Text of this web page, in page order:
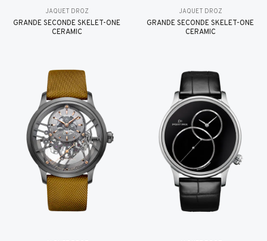
JAQUET DROZ
GRANDE SECONDE SKELET-ONE
CERAMIC
JAQUET DROZ
GRANDE SECONDE SKELET-ONE
CERAMIC